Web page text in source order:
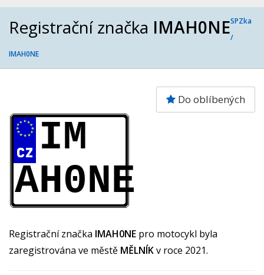
Registrační značka IMAH0NESPZka
/
IMAH0NE
Do oblíbených
IM
AH0NE
Registrační značka IMAH0NE pro motocykl byla
zaregistrována ve městě MĚLNÍKv roce 2021.